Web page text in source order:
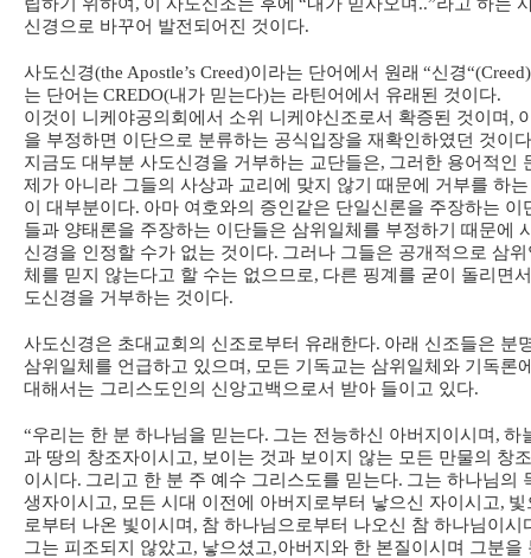
신경으로 바꾸어 발전되어진 것이다.
사도신경(the Apostle’s Creed)이라는 단어에서 원래 “신경“(Creed)
는 단어는 CREDO(내가 믿는다)는 라틴어에서 유래된 것이다.
이것이 니케야공의회에서 소위 니케야신조로서 확증된 것이며 ,
을 부정하면 이단으로 분류하는 공식입장을 재확인하였던 것이다
지금도 대부분 사도신경을 거부하는 교단들은, 그러한 용어적인
제가 아니라 그들의 사상과 교리에 맞지 않기 때문에 거부를 하
이 대부분이다. 아마 여호와의 증인같은 단일신론을 주장하는 이
들과 양태론을 주장하는 이단들은 삼위일체를 부정하기 때문에
신경을 인정할 수가 없는 것이다. 그러나 그들은 공개적으로 삼위
체를 믿지 않는다고 할 수는 없으므로, 다른 핑계를 굳이 돌리면
도신경을 거부하는 것이다.
사도신경은 초대교회의 신조로부터 유래한다. 아래 신조들은 분
삼위일체를 언급하고 있으며 , 모든 기독교는 삼위일체와 기독론
대해서는 그리스도인의 신앙고백으로서 받아 들이고 있다.
“우리는 한 분 하나님을 믿는다. 그는 전능하신 아버지이시며 , 하
과 땅의 창조자이시고, 보이는 것과 보이지 않는 모든 만물의 창
이시다. 그리고 한 분 주 예수 그리스도를 믿는다. 그는 하나님의
생자이시고, 모든 시대 이전에 아버지로부터 낳으신 자이시고, 빛
로부터 나온 빛이시며 , 참 하나님으로부터 나오신 참 하나님이시
그는 피조되지 않았고, 낳으셨고,아버지와 한 본질이시며 그분을